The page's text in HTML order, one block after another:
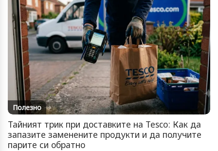
Полезно
Тайният трик при доставките на Tesco: Как да
запазите заменените продукти и да получите
парите си обратно